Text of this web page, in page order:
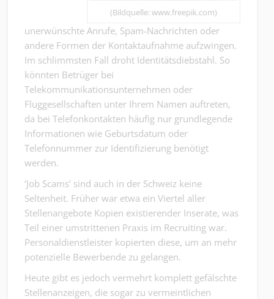
(Bildquelle: www.freepik.com)
unerwünschte Anrufe, Spam-Nachrichten oder
andere Formen der Kontaktaufnahme aufzwingen.
Im schlimmsten Fall droht Identitätsdiebstahl. So
könnten Betrüger bei
Telekommunikationsunternehmen oder
Fluggesellschaften unter Ihrem Namen auftreten,
da bei Telefonkontakten häufig nur grundlegende
Informationen wie Geburtsdatum oder
Telefonnummer zur Identifizierung benötigt
werden.
‘Job Scams’ sind auch in der Schweiz keine
Seltenheit. Früher war etwa ein Viertel aller
Stellenangebote Kopien existierender Inserate, was
Teil einer umstrittenen Praxis im Recruiting war.
Personaldienstleister kopierten diese, um an mehr
potenzielle Bewerbende zu gelangen.
Heute gibt es jedoch vermehrt komplett gefälschte
Stellenanzeigen, die sogar zu vermeintlichen